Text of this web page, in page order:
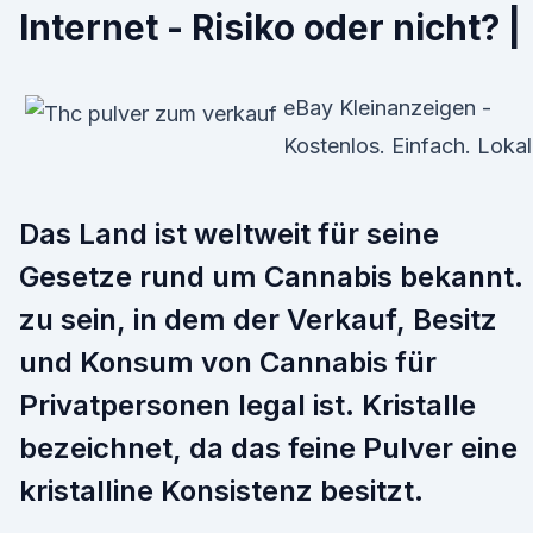
Internet - Risiko oder nicht? |
eBay Kleinanzeigen -
Kostenlos. Einfach.
Das Land ist weltweit für seine
Gesetze rund um Cannabis bekannt.
zu sein, in dem der Verkauf, Besitz
und Konsum von Cannabis für
Privatpersonen legal ist. Kristalle
bezeichnet, da das feine Pulver eine
kristalline Konsistenz besitzt.